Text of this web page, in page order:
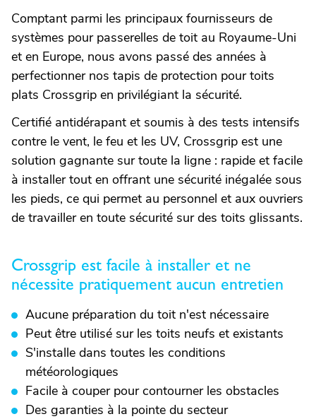
Comptant parmi les principaux fournisseurs de
systèmes pour passerelles de toit au Royaume-Uni
et en Europe, nous avons passé des années à
perfectionner nos tapis de protection pour toits
plats Crossgrip en privilégiant la sécurité.
Certifié antidérapant et soumis à des tests intensifs
contre le vent, le feu et les UV, Crossgrip est une
solution gagnante sur toute la ligne : rapide et facile
à installer tout en offrant une sécurité inégalée sous
les pieds, ce qui permet au personnel et aux ouvriers
de travailler en toute sécurité sur des toits glissants.
Crossgrip est facile à installer et ne
nécessite pratiquement aucun entretien
Aucune préparation du toit n'est nécessaire
Peut être utilisé sur les toits neufs et existants
S'installe dans toutes les conditions
météorologiques
Facile à couper pour contourner les obstacles
Des garanties à la pointe du secteur